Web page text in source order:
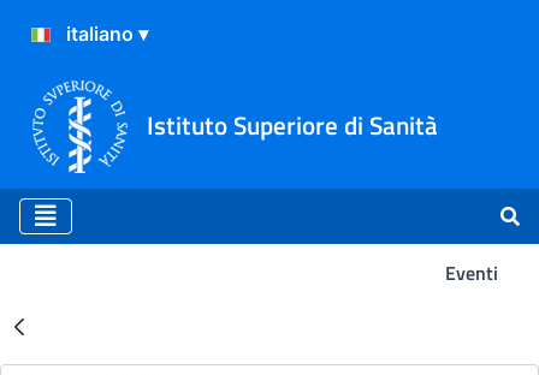
Istituto Superiore di Sanità
Eventi
Risultati della Ricerca -